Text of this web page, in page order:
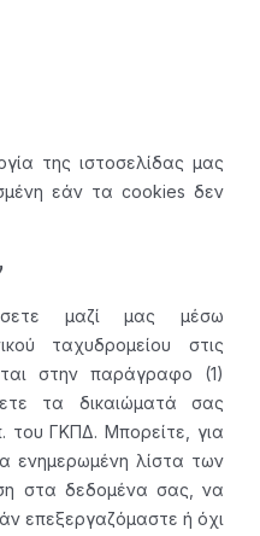
της ιστοσελίδας μας
εάν τα cookies δεν
μαζί μας μέσω
ταχυδρομείου στις
στην παράγραφο (1)
τα δικαιώματά σας
ΓΚΠΔ. Μπορείτε, για
ενημερωμένη λίστα των
στα δεδομένα σας, να
επεξεργαζόμαστε ή όχι